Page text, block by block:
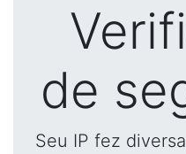
de
Seu IP fez